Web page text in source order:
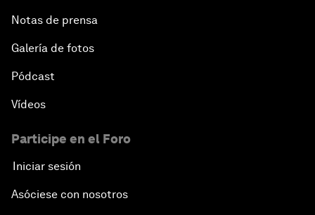
Notas de prensa
Galería de fotos
Pódcast
Vídeos
Participe en el Foro
Iniciar sesión
Asóciese con nosotros